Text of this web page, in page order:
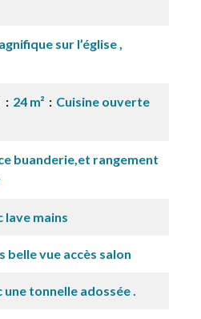
sur l’église ,
24 m²
Cuisine ouverte
buanderie,et rangement
lave mains
belle vue accès salon
une tonnelle adossée .